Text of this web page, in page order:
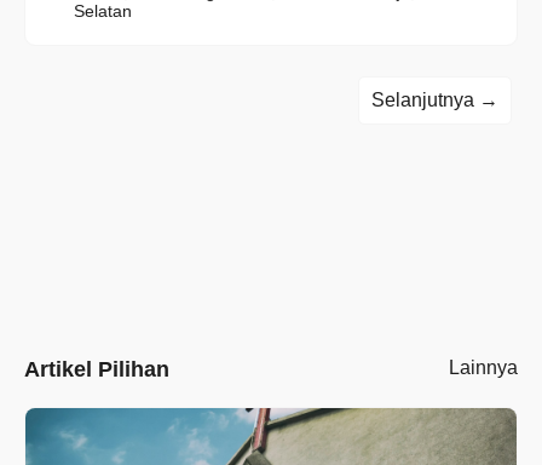
Selatan
Selanjutnya →
Artikel Pilihan Lainnya